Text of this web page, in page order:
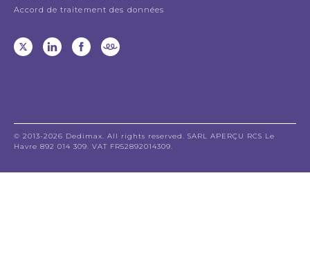
Accord de traitement des données
© 2013-2026 Dedimax. All rights reserved. SARL APERÇU RCS Le
Havre 892 014 309. VAT FR52892014309.